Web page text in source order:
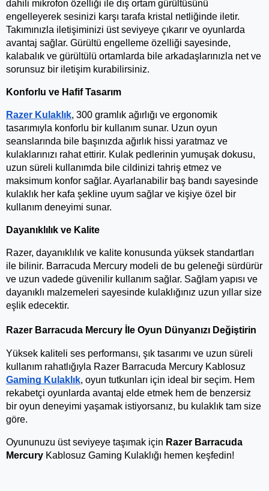
dahili mikrofon özelliği ile dış ortam gürültüsünü
engelleyerek sesinizi karşı tarafa kristal netliğinde iletir.
Takımınızla iletişiminizi üst seviyeye çıkarır ve oyunlarda
avantaj sağlar. Gürültü engelleme özelliği sayesinde,
kalabalık ve gürültülü ortamlarda bile arkadaşlarınızla net ve
sorunsuz bir iletişim kurabilirsiniz.
Konforlu ve Hafif Tasarım
Razer Kulaklık, 300 gramlık ağırlığı ve ergonomik
tasarımıyla konforlu bir kullanım sunar. Uzun oyun
seanslarında bile başınızda ağırlık hissi yaratmaz ve
kulaklarınızı rahat ettirir. Kulak pedlerinin yumuşak dokusu,
uzun süreli kullanımda bile cildinizi tahriş etmez ve
maksimum konfor sağlar. Ayarlanabilir baş bandı sayesinde
kulaklık her kafa şekline uyum sağlar ve kişiye özel bir
kullanım deneyimi sunar.
Dayanıklılık ve Kalite
Razer, dayanıklılık ve kalite konusunda yüksek standartları
ile bilinir. Barracuda Mercury modeli de bu geleneği sürdürür
ve uzun vadede güvenilir kullanım sağlar. Sağlam yapısı ve
dayanıklı malzemeleri sayesinde kulaklığınız uzun yıllar size
eşlik edecektir.
Razer Barracuda Mercury İle Oyun Dünyanızı Değiştirin
Yüksek kaliteli ses performansı, şık tasarımı ve uzun süreli
Gaming Kulaklık, oyun tutkunları için ideal bir seçim. Hem
rekabetçi oyunlarda avantaj elde etmek hem de benzersiz
bir oyun deneyimi yaşamak istiyorsanız, bu kulaklık tam size
göre.
Oyununuzu üst seviyeye taşımak için Razer Barracuda
Mercury Kablosuz Gaming Kulaklığı hemen keşfedin!